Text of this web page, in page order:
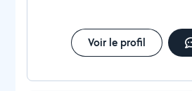
Voir le profil